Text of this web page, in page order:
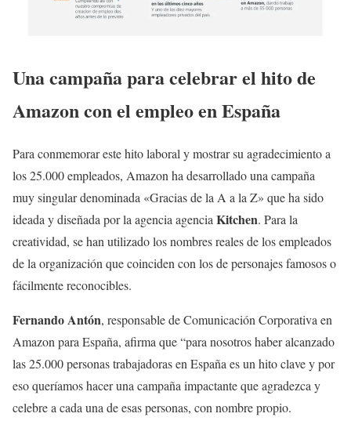
Una campaña para celebrar el hito de
Amazon con el empleo en España
Para conmemorar este hito laboral y mostrar su agradecimiento a
los 25.000 empleados, Amazon ha desarrollado una campaña
muy singular denominada «Gracias de la A a la Z» que ha sido
ideada y diseñada por la agencia agencia Kitchen. Para la
creatividad, se han utilizado los nombres reales de los empleados
de la organización que coinciden con los de personajes famosos o
fácilmente reconocibles.
Fernando Antón, responsable de Comunicación Corporativa en
Amazon para España, afirma que “para nosotros haber alcanzado
las 25.000 personas trabajadoras en España es un hito clave y por
eso queríamos hacer una campaña impactante que agradezca y
celebre a cada una de esas personas, con nombre propio.